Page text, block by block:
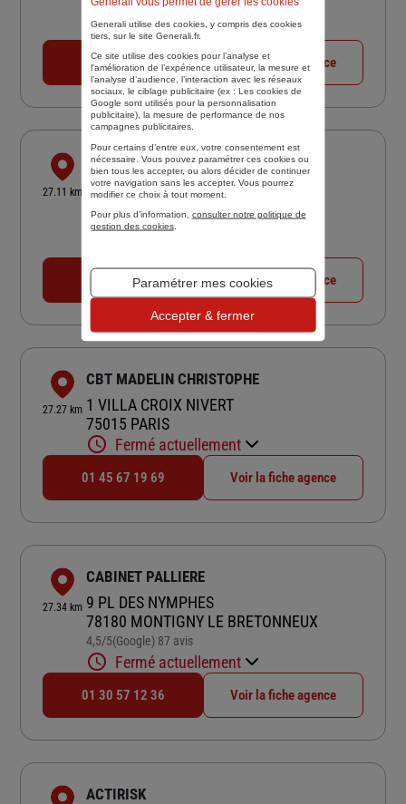
4,7/5Note de 4.7 sur 5
(Google) 126 avis
Fermé actuellement
01 46 05 34 98 Voir la fiche agence
27.11 km
ASSURANCES PASCAL JORET
28 RUE NICOLAI
5/5Note de 5 sur 5
(Google) 22 avis
01 74 64 96 73 Voir la fiche agence
27.27 km
CBT MADELIN CHRISTOPHE
1 VILLA CROIX NIVERT
75015 PARIS
Fermé actuellement
01 45 67 19 69 Voir la fiche agence
27.34 km
CABINET PALLIERE
9 PL DES NYMPHES
78180 MONTIGNY LE BRETONNEUX
4,5/5Note de 4.5 sur 5
(Google) 87 avis
Fermé actuellement
01 30 57 12 36 Voir la fiche agence
ACTIRISK
Generali utilise des cookies, y compris des cookies
tiers, sur le site Generali.fr.
Ce site utilise des cookies pour l’analyse et
l'amélioration de l’expérience utilisateur, la mesure et
l’analyse d’audience, l’interaction avec les réseaux
sociaux, le ciblage publicitaire (ex : Les cookies de
Google sont utilisés pour la personnalisation
publicitaire), la mesure de performance de nos
campagnes publicitaires.
Pour certains d’entre eux, votre consentement est
nécessaire. Vous pouvez paramétrer ces cookies ou
bien tous les accepter, ou alors décider de continuer
votre navigation sans les accepter. Vous pourrez
modifier ce choix à tout moment.
Pour plus d’information, consulter notre politique de
gestion des cookies.
Paramétrer mes cookies
Accepter & fermer